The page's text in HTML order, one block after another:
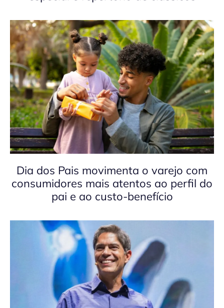
Dia dos Pais movimenta o varejo com
consumidores mais atentos ao perfil do
pai e ao custo-benefício